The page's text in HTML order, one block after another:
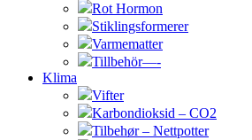
Rot Hormon
Stiklingsformerer
Varmematter
Tillbehör—-
Klima
Vifter
Karbondioksid – CO2
Tilbehør – Nettpotter